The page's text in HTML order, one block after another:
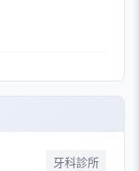
牙科診所